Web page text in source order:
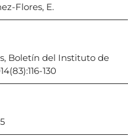
Flores, E.
Boletín del Instituto de
130